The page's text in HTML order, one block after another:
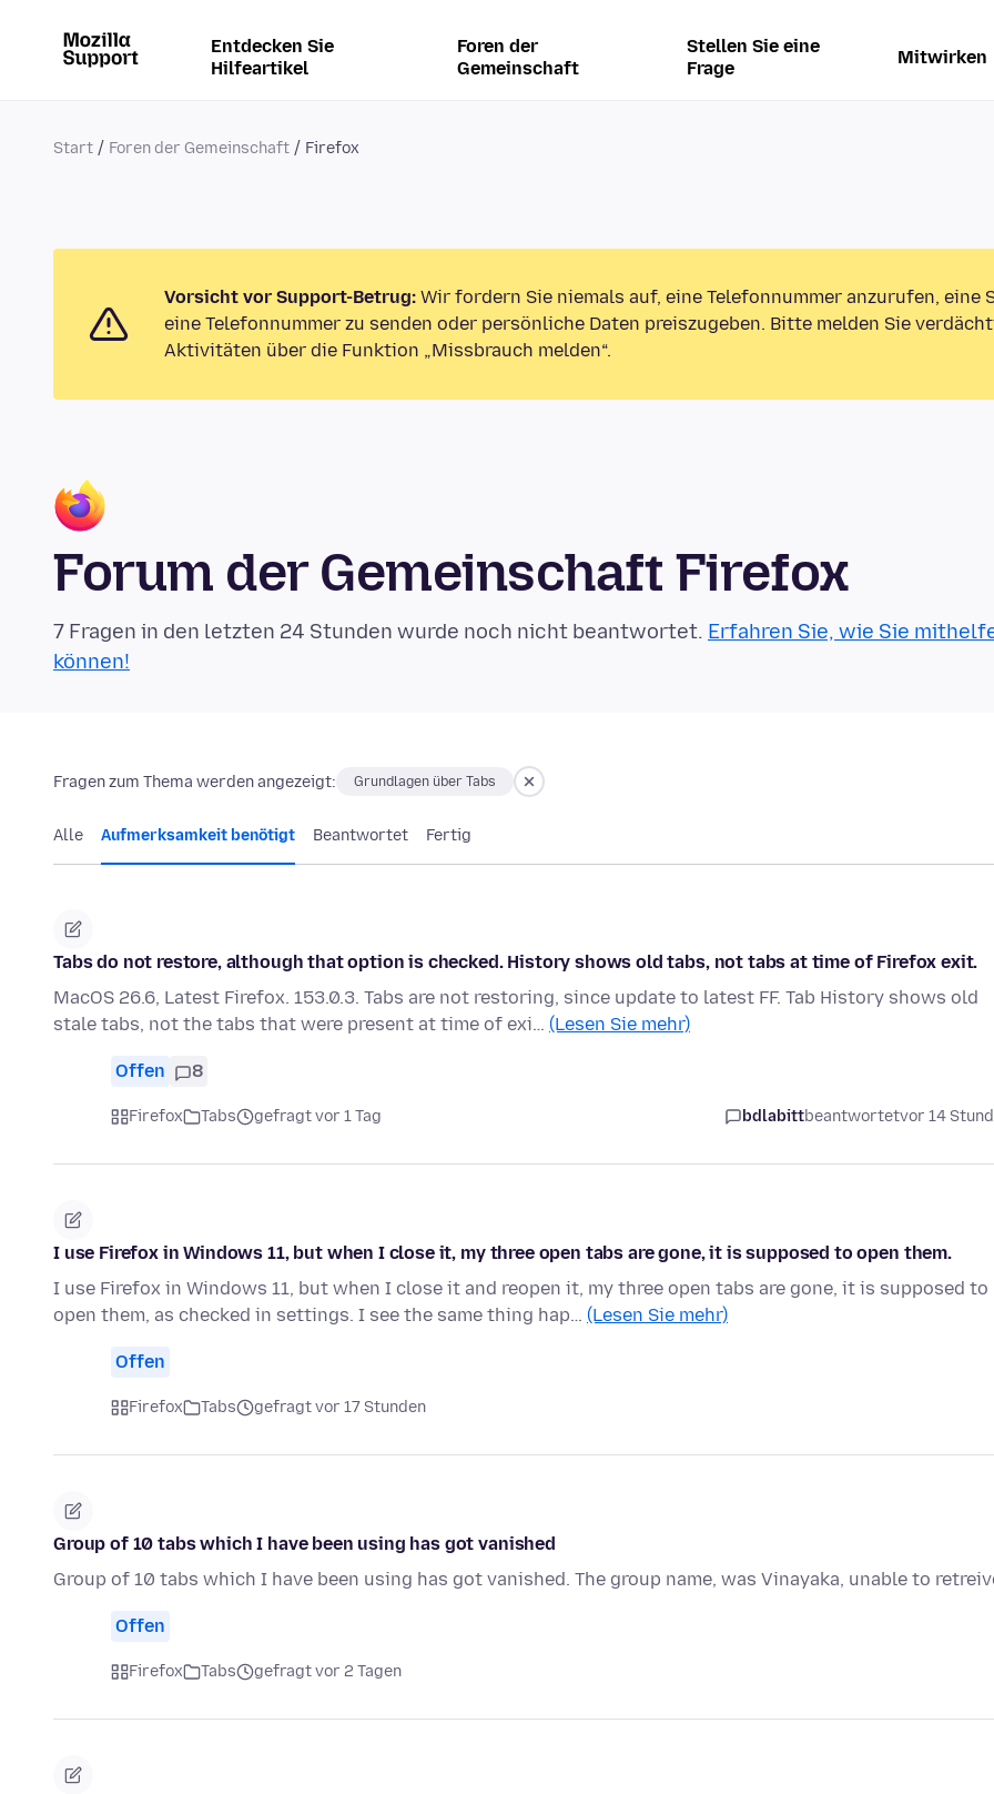
Entdecken Sie
Hilfeartikel
Foren der
Gemeinschaft
Stellen Sie eine
Frage
Mitwirken
Start Foren der Gemeinschaft Firefox
Vorsicht vor Support-Betrug: Wir fordern Sie niemals auf, eine Telefonnummer anzurufen, eine
eine Telefonnummer zu senden oder persönliche Daten preiszugeben. Bitte melden Sie
Aktivitäten über die Funktion „Missbrauch melden“.
Forum der Gemeinschaft Firefox
7 Fragen in den letzten 24 Stunden wurde noch nicht beantwortet. Erfahren Sie, wie Sie
können!
Fragen zum Thema werden angezeigt: Grundlagen über Tabs
Alle Aufmerksamkeit benötigt Beantwortet Fertig
Tabs do not restore, although that option is checked. History shows old tabs, not tabs at time of Firefox exit.
MacOS 26.6, Latest Firefox. 153.0.3. Tabs are not restoring, since update to latest FF. Tab History shows old
stale tabs, not the tabs that were present at time of exi… (Lesen Sie mehr)
Offen 8
Firefox Tabs gefragt vor 1 Tag bdlabittbeantwortetvor 14
I use Firefox in Windows 11, but when I close it, my three open tabs are gone, it is supposed to open them.
I use Firefox in Windows 11, but when I close it and reopen it, my three open tabs are gone, it is supposed to
open them, as checked in settings. I see the same thing hap… (Lesen Sie mehr)
Offen
Firefox Tabs gefragt vor 17 Stunden
Group of 10 tabs which I have been using has got vanished
Group of 10 tabs which I have been using has got vanished. The group name, was Vinayaka, unable to
Offen
Firefox Tabs gefragt vor 2 Tagen